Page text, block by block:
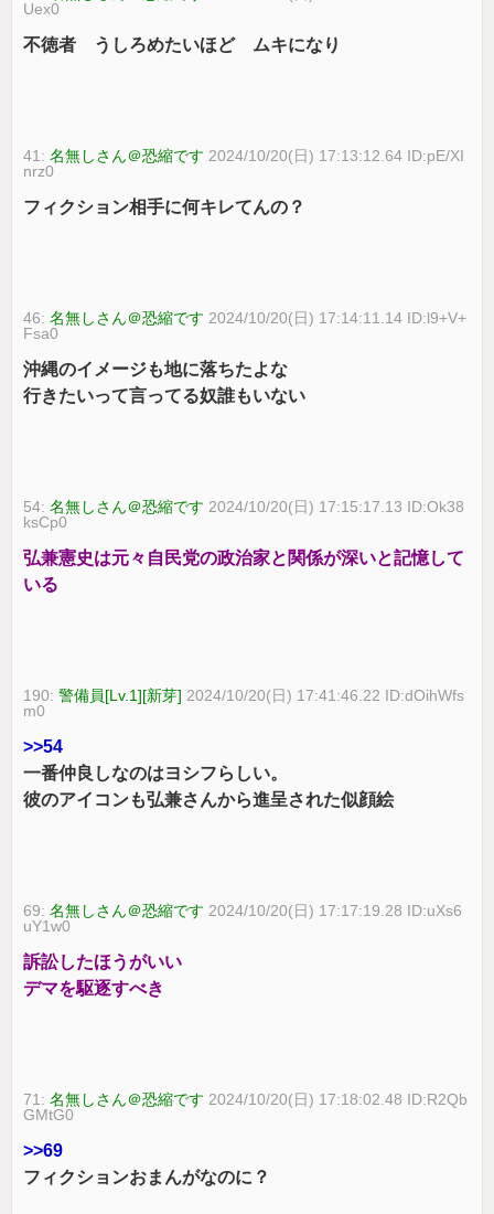
Uex0
不徳者 うしろめたいほど ムキになり
41:名無しさん＠恐縮です 2024/10/20(日) 17:13:12.64 ID:pE/XI
nrz0
フィクション相手に何キレてんの？
46:名無しさん＠恐縮です 2024/10/20(日) 17:14:11.14 ID:l9+V+
Fsa0
沖縄のイメージも地に落ちたよな
行きたいって言ってる奴誰もいない
54:名無しさん＠恐縮です 2024/10/20(日) 17:15:17.13 ID:Ok38
ksCp0
弘兼憲史は元々自民党の政治家と関係が深いと記憶して
いる
190:警備員[Lv.1][新芽] 2024/10/20(日) 17:41:46.22 ID:dOihWfs
m0
>>54
一番仲良しなのはヨシフらしい。
彼のアイコンも弘兼さんから進呈された似顔絵
69:名無しさん＠恐縮です 2024/10/20(日) 17:17:19.28 ID:uXs6
uY1w0
訴訟したほうがいい
デマを駆逐すべき
71:名無しさん＠恐縮です 2024/10/20(日) 17:18:02.48 ID:R2Qb
GMtG0
>>69
フィクションおまんがなのに？